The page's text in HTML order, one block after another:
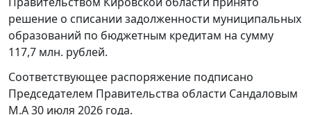
решение о списании задолженности муниципальных
образований по бюджетным кредитам на сумму
117,7 млн. рублей.
Соответствующее распоряжение подписано
Председателем Правительства области Сандаловым
М.А 30 июля 2026 года.